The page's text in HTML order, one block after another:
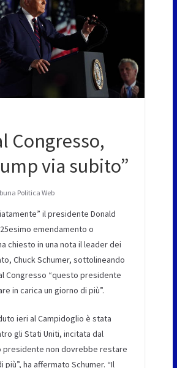
Congresso,
via subito”
Politica Web
il presidente Donald
emendamento o
chiesto in una nota il leader dei
Chuck Schumer, sottolineando
Congresso “questo presidente
in carica un giorno di più”.
ieri al Campidoglio è stata
gli Stati Uniti, incitata dal
non dovrebbe restare
più”, ha affermato Schumer. “Il